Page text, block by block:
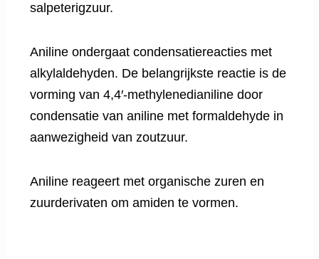
salpeterigzuur.
Aniline ondergaat condensatiereacties met
alkylaldehyden. De belangrijkste reactie is de
vorming van 4,4′-methylenedianiline door
condensatie van aniline met formaldehyde in
aanwezigheid van zoutzuur.
Aniline reageert met organische zuren en
zuurderivaten om amiden te vormen.